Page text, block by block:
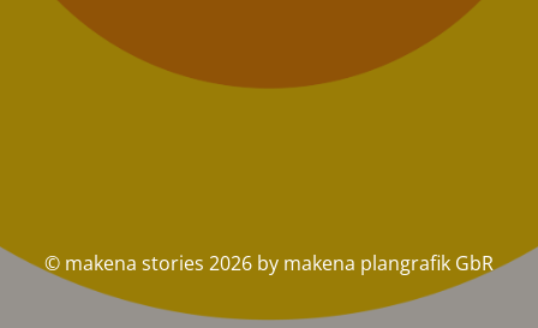
© makena stories 2026 by makena plangrafik GbR